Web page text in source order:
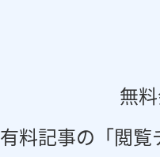
無
有料記事の「閲